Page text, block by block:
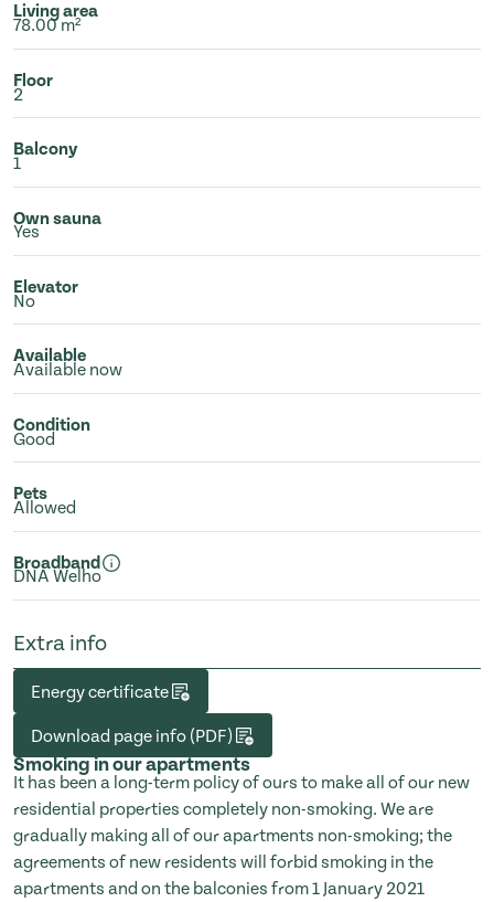
Living area
78.00 m²
Floor
2
Balcony
1
Own sauna
Yes
Elevator
No
Available
Available now
Condition
Good
Pets
Allowed
Broadband
DNA Welho
Extra info
Energy certificate
Download page info (PDF)
Smoking in our apartments
It has been a long-term policy of ours to make all of our new
residential properties completely non-smoking. We are
gradually making all of our apartments non-smoking; the
agreements of new residents will forbid smoking in the
apartments and on the balconies from 1 January 2021